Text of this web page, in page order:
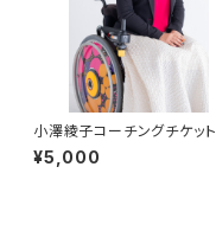
小澤綾子コーチングチケット
¥5,000